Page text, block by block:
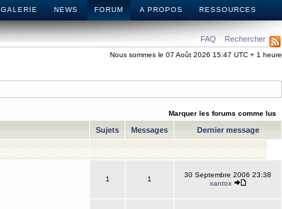
GALERIE NEWS FORUM A PROPOS RESSOURCES
FAQ Rechercher
Nous sommes le 07 Août 2026 15:47 UTC + 1 heure
Marquer les forums comme lus
Sujets Messages Dernier message
1 1
30 Septembre 2006 23:38
xantox